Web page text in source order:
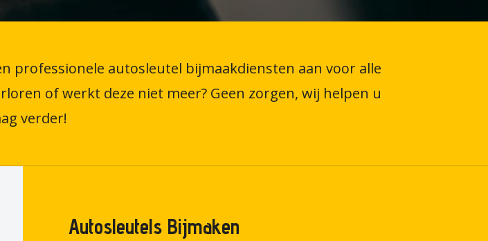
professionele autosleutel bijmaakdiensten aan voor alle
of werkt deze niet meer? Geen zorgen, wij helpen u
verder!
Autosleutels Bijmaken